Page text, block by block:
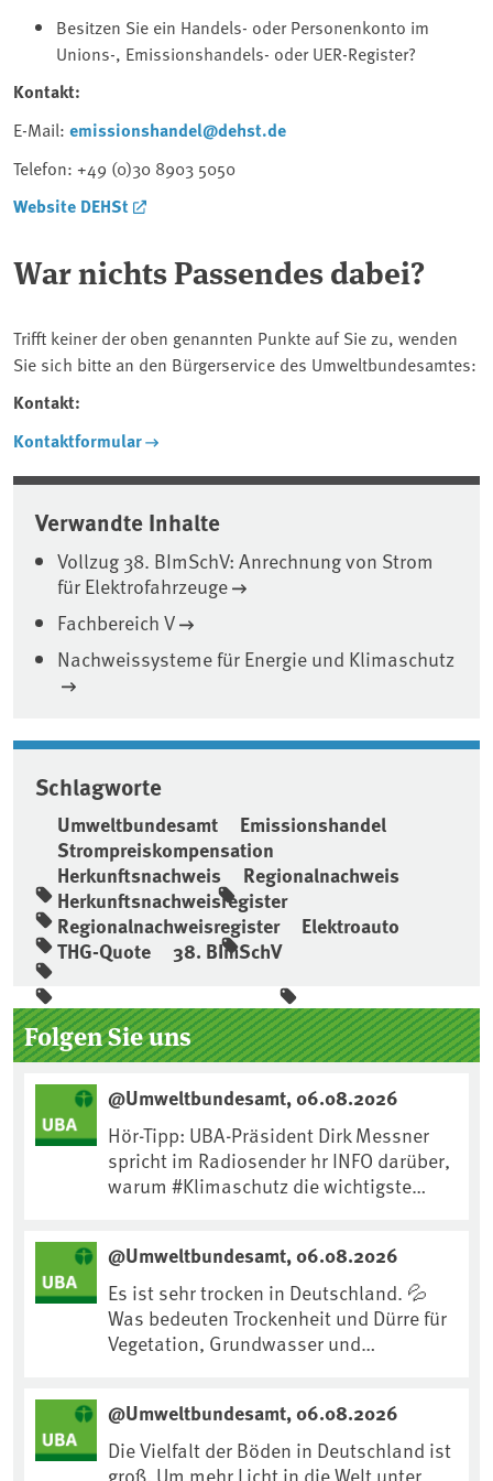
Besitzen Sie ein Handels- oder Personenkonto im
Unions-, Emissionshandels- oder UER-Register?
Kontakt:
E-Mail: emissionshandel@dehst.de
Telefon: +49 (0)30 8903 5050
Website DEHSt
War nichts Passendes dabei?
Trifft keiner der oben genannten Punkte auf Sie zu, wenden
Sie sich bitte an den Bürgerservice des Umweltbundesamtes:
Kontakt:
Kontaktformular
Verwandte Inhalte
Vollzug 38. BImSchV: Anrechnung von Strom
für Elektrofahrzeuge
Fachbereich V
Nachweissysteme für Energie und Klimaschutz
Schlagworte
Umweltbundesamt
Emissionshandel
Strompreiskompensation
Herkunftsnachweis
Regionalnachweis
Herkunftsnachweisregister
Regionalnachweisregister
Elektroauto
THG-Quote
38. BImSchV
Seitenleiste
Folgen Sie uns
@Umweltbundesamt, 06.08.2026
Hör-Tipp: UBA-Präsident Dirk Messner
spricht im Radiosender hr INFO darüber,
warum #Klimaschutz die wichtigste
https://www.ardsounds.de/episode/urn
:ard:episode:0e7cf1c4b819c26d/
@Umweltbundesamt, 06.08.2026
Es ist sehr trocken in Deutschland. 💦
Was bedeuten Trockenheit und Dürre für
Vegetation, Grundwasser und
anpassen?🤔Antworten auf diese und
weitere Fragen auf unserer Webseite:
www.uba.de/trockenheit #Trockenheit
@Umweltbundesamt, 06.08.2026
Die Vielfalt der Böden in Deutschland ist
groß. Um mehr Licht in die Welt unter